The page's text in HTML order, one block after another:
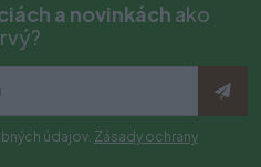
a novinkách ako
údajov. Zásady ochrany